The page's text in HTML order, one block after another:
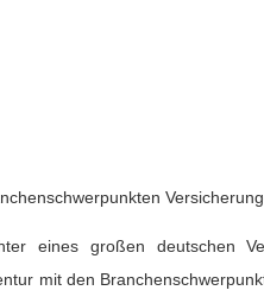
eines großen deutschen
mit den